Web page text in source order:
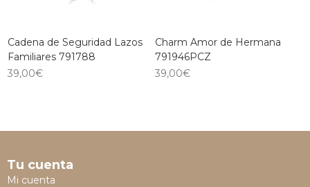
Cadena de Seguridad Lazos
Familiares 791788
39,00€
Charm Amor de Hermana
791946PCZ
39,00€
Tu cuenta
Mi cuenta